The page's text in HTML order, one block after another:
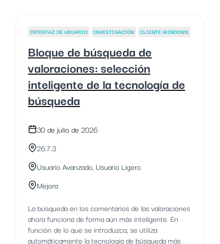
INTERFAZ DE USUARIO INVESTIGACIÓN CLIENTE WINDOWS
Bloque de búsqueda de
valoraciones: selección
inteligente de la tecnología de
búsqueda
30 de julio de 2026
26.7.3
Usuario Avanzado, Usuario Ligero
Mejora
La búsqueda en los comentarios de las valoraciones
ahora funciona de forma aún más inteligente. En
función de lo que se introduzca, se utiliza
automáticamente la tecnología de búsqueda más